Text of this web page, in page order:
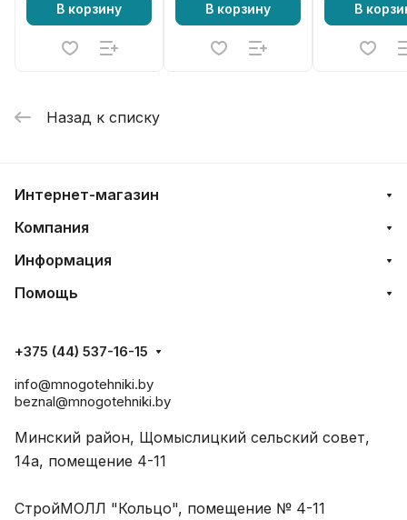
В корзину В корзину В
Назад к списку
Интернет-магазин
Компания
Информация
Помощь
+375 (44) 537-16-15
info@mnogotehniki.by
beznal@mnogotehniki.by
Минский район, Щомыслицкий сельский совет,
14а, помещение 4-11
СтройМОЛЛ "Кольцо", помещение № 4-11